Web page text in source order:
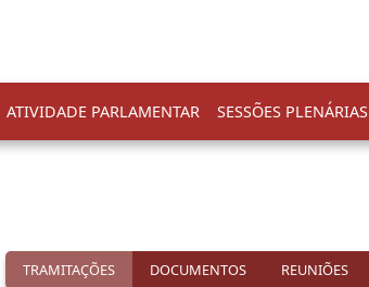
ATIVIDADE PARLAMENTAR SESSÕES PLENÁRIAS
TRAMITAÇÕES DOCUMENTOS REUNIÕES